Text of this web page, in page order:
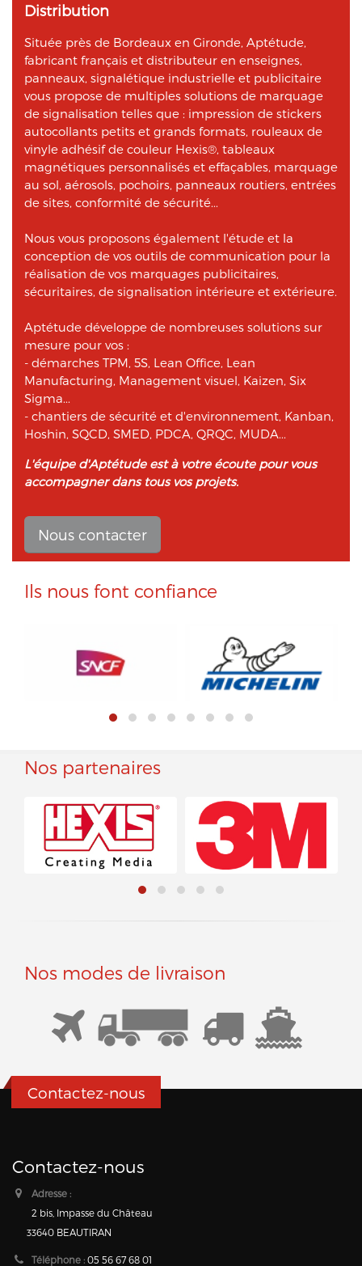
Distribution
Située près de Bordeaux en Gironde, Aptétude,
fabricant français et distributeur en enseignes,
panneaux, signalétique industrielle et publicitaire
vous propose de multiples solutions de marquage
de signalisation telles que : impression de stickers
autocollants petits et grands formats, rouleaux de
vinyle adhésif de couleur Hexis®, tableaux
magnétiques personnalisés et effaçables, marquage
au sol, aérosols, pochoirs, panneaux routiers, entrées
de sites, conformité de sécurité...
Nous vous proposons également l'étude et la
conception de vos outils de communication pour la
réalisation de vos marquages publicitaires,
sécuritaires, de signalisation intérieure et extérieure.
Aptétude développe de nombreuses solutions sur
mesure pour vos :
- démarches TPM, 5S, Lean Office, Lean
Manufacturing, Management visuel, Kaizen, Six
Sigma...
- chantiers de sécurité et d'environnement, Kanban,
Hoshin, SQCD, SMED, PDCA, QRQC, MUDA...
L'équipe d'Aptétude est à votre écoute pour vous
accompagner dans tous vos projets.
Nous contacter
Ils nous font confiance
Nos partenaires
Nos modes de livraison
Contactez-nous
Contactez-nous
Adresse :
2 bis, Impasse du Château
33640 BEAUTIRAN
Téléphone : 05 56 67 68 01